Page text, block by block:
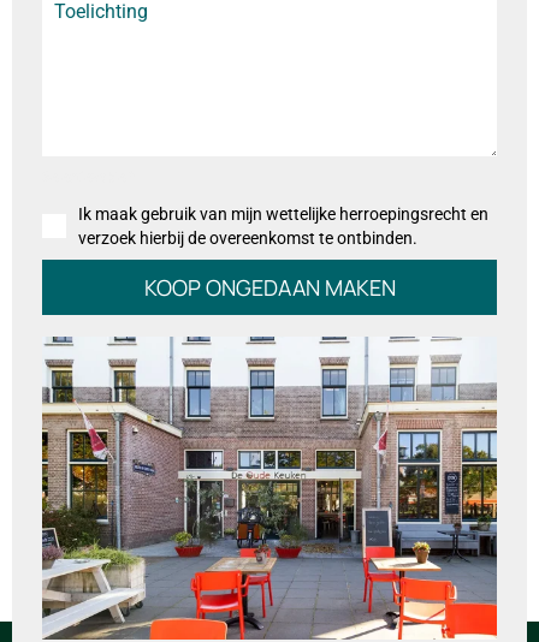
Ik maak gebruik van mijn wettelijke herroepingsrecht en
verzoek hierbij de overeenkomst te ontbinden.
KOOP ONGEDAAN MAKEN